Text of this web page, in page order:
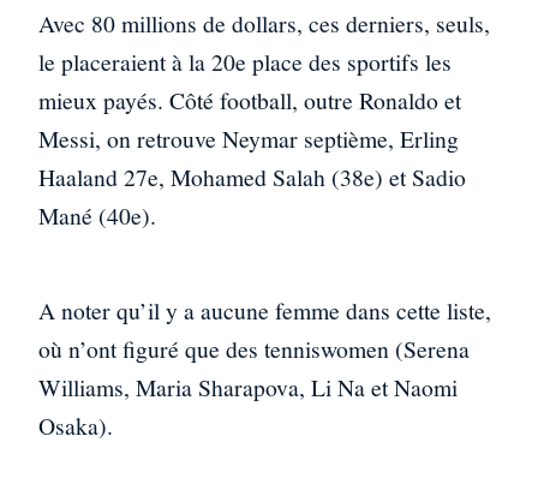
Avec 80 millions de dollars, ces derniers, seuls,
le placeraient à la 20e place des sportifs les
mieux payés. Côté football, outre Ronaldo et
Messi, on retrouve Neymar septième, Erling
Haaland 27e, Mohamed Salah (38e) et Sadio
Mané (40e).
A noter qu’il y a aucune femme dans cette liste,
où n’ont figuré que des tenniswomen (Serena
Williams, Maria Sharapova, Li Na et Naomi
Osaka).